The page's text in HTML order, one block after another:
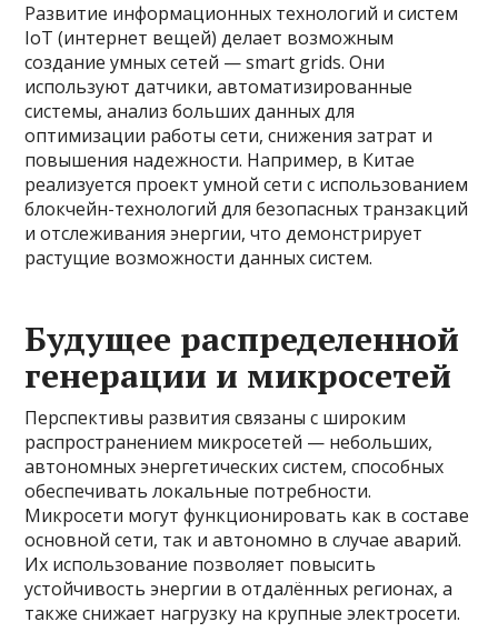
Развитие информационных технологий и систем
IoT (интернет вещей) делает возможным
создание умных сетей — smart grids. Они
используют датчики, автоматизированные
системы, анализ больших данных для
оптимизации работы сети, снижения затрат и
повышения надежности. Например, в Китае
реализуется проект умной сети с использованием
блокчейн-технологий для безопасных транзакций
и отслеживания энергии, что демонстрирует
растущие возможности данных систем.
Будущее распределенной
генерации и микросетей
Перспективы развития связаны с широким
распространением микросетей — небольших,
автономных энергетических систем, способных
обеспечивать локальные потребности.
Микросети могут функционировать как в составе
основной сети, так и автономно в случае аварий.
Их использование позволяет повысить
устойчивость энергии в отдалённых регионах, а
также снижает нагрузку на крупные электросети.